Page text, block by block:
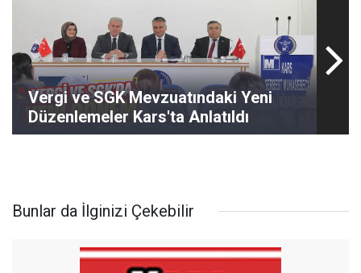
Vergi ve SGK Mevzuatındaki Yeni
Düzenlemeler Kars'ta Anlatıldı
Bunlar da İlginizi Çekebilir